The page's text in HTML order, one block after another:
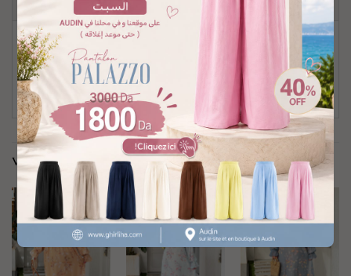
TAILLE 1 (36 – 38 – 40), 2 (42 – 44 – 46)
VOUS AIMEREZ PEUT-ÊTRE…